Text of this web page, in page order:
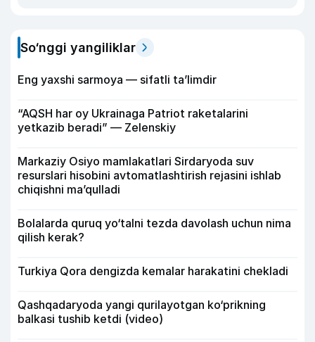
So‘nggi yangiliklar
Eng yaxshi sarmoya — sifatli ta’limdir
“AQSH har oy Ukrainaga Patriot raketalarini
yetkazib beradi” — Zelenskiy
Markaziy Osiyo mamlakatlari Sirdaryoda suv
resurslari hisobini avtomatlashtirish rejasini ishlab
chiqishni ma’qulladi
Bolalarda quruq yo‘talni tezda davolash uchun nima
qilish kerak?
Turkiya Qora dengizda kemalar harakatini chekladi
Qashqadaryoda yangi qurilayotgan ko‘prikning
balkasi tushib ketdi (video)